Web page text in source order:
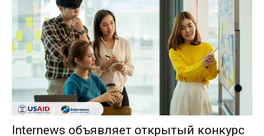
Internews объявляет открытый конкурс